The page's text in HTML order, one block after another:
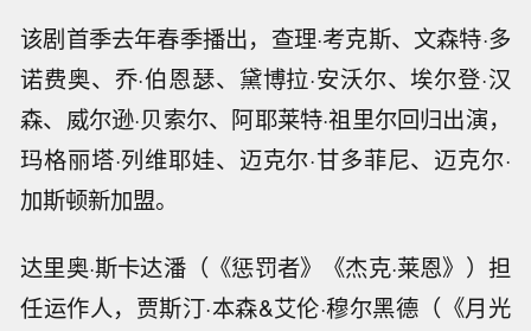
该剧首季去年春季播出，查理·考克斯、文森特·多
诺费奥、乔·伯恩瑟、黛博拉·安沃尔、埃尔登·汉
森、威尔逊·贝索尔、阿耶莱特·祖里尔回归出演，
玛格丽塔·列维耶娃、迈克尔·甘多菲尼、迈克尔·
加斯顿新加盟。
达里奥·斯卡达潘（《惩罚者》《杰克·莱恩》）担
任运作人，贾斯汀·本森&艾伦·穆尔黑德（《月光